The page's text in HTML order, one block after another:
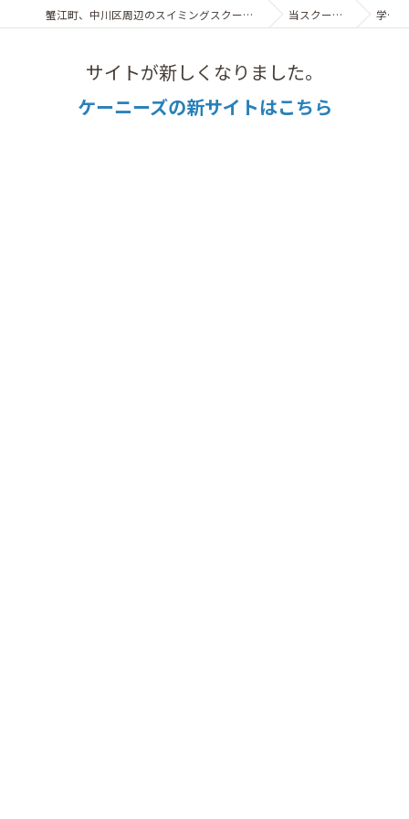
蟹江町、中川区周辺のスイミングスクールならケーニーズクラブ 当スクールの特徴 学童
サイトが新しくなりました。
ケーニーズの新サイトはこちら